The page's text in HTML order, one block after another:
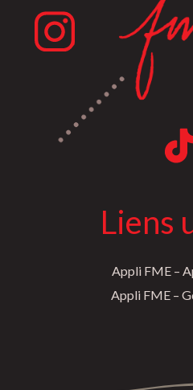
Liens
Appli FME –
Appli FME –